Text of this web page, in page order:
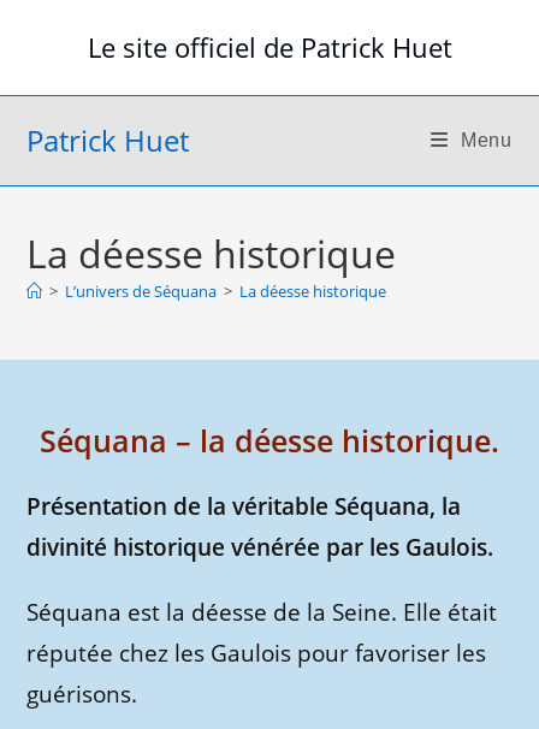
Le site officiel de Patrick Huet
Patrick Huet Menu
La déesse historique
> L’univers de Séquana > La déesse historique
Séquana – la déesse historique.
Présentation de la véritable Séquana, la
divinité historique vénérée par les Gaulois.
Séquana est la déesse de la Seine. Elle était
réputée chez les Gaulois pour favoriser les
guérisons.